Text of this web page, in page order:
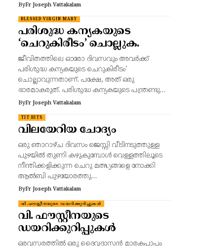
ByFr Joseph Vattakalam
BLESSED VIRGIN MARY
പരിശുദ്ധ കന്യകയുടെ
‘ചെറുകിരീടം’ ചൊല്ലുക.
ജീവിതത്തിലെ ഓരോ ദിവസവും അവർക്ക്
പരിശുദ്ധ കന്യകയുടെ ചെറുകിരീടം'
ചൊല്ലാവുന്നതാണ്. പക്ഷേ, അത് ഒരു
ഭാരമാകരുത്. പരിശുദ്ധ കന്യകയുടെ പന്ത്രണ്ടു…
ByFr Joseph Vattakalam
TIT BITS
വിലയേറിയ ചോദ്യം
ഒരു ഞാറാഴ്ച ദിവസം ജെസ്സി വീടിനടുത്തുള്ള
പുഴയിൽ തുണി കഴുകുമ്പോൾ വെള്ളത്തിലൂടെ
നീന്തിക്കളിക്കുന്ന ചെറു മത്സ്യങ്ങളെ നോക്കി
ആൽബി പുഴയോരത്തു…
ByFr Joseph Vattakalam
വി.ഫൗസ്റ്റീനയുടെ ഡയറിക്കുറിപ്പുകൾ
വി. ഫൗസ്റ്റീനയുടെ
ഡയറിക്കുറിപ്പുകൾ
ഒരവസരത്തിൽ ഒരു ദൈവദാസൻ മാരകപാപം